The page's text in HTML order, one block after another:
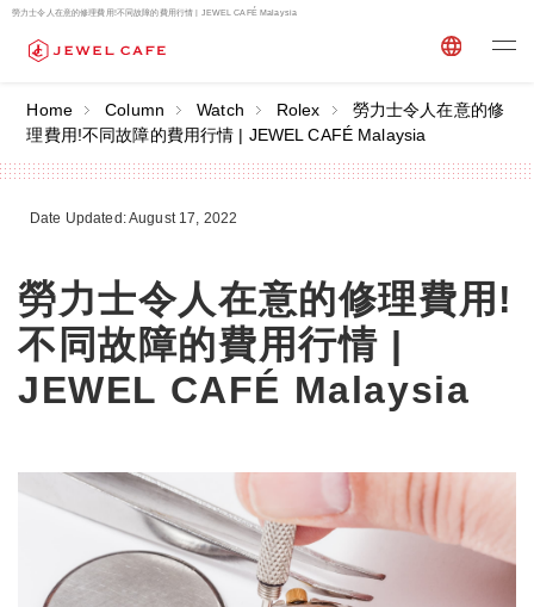
勞力士令人在意的修理費用!不同故障的費用行情 | JEWEL CAFÉ Malaysia
Home Column Watch Rolex
勞力士令人在意的修
理費用!不同故障的費用行情 | JEWEL CAFÉ Malaysia
Date Updated: August 17, 2022
勞力士令人在意的修理費用!
不同故障的費用行情 |
JEWEL CAFÉ Malaysia